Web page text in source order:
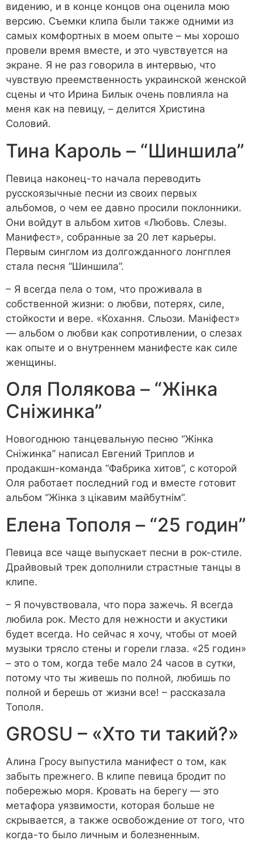
видению, и в конце концов она оценила мою
версию. Съемки клипа были также одними из
самых комфортных в моем опыте – мы хорошо
провели время вместе, и это чувствуется на
экране. Я не раз говорила в интервью, что
чувствую преемственность украинской женской
сцены и что Ирина Билык очень повлияла на
меня как на певицу, – делится Христина
Cоловий.
Тина Кароль – “Шиншила”
Певица наконец-то начала переводить
русскоязычные песни из своих первых
альбомов, о чем ее давно просили поклонники.
Они войдут в альбом хитов «Любовь. Слезы.
Манифест», собранные за 20 лет карьеры.
Первым синглом из долгожданного лонгплея
стала песня “Шиншила”.
– Я всегда пела о том, что проживала в
собственной жизни: о любви, потерях, силе,
стойкости и вере. «Кохання. Сльози. Маніфест»
— альбом о любви как сопротивлении, о слезах
как опыте и о внутреннем манифесте как силе
женщины.
Оля Полякова – “Жінка
Сніжинка”
Новогоднюю танцевальную песню “Жінка
Сніжинка” написал Евгений Триплов и
продакшн-команда “Фабрика хитов”, с которой
Оля работает последний год и вместе готовит
альбом “Жінка з цікавим майбутнім”.
Елена Тополя – “25 годин”
Певица все чаще выпускает песни в рок-стиле.
Драйвовый трек дополнили страстные танцы в
клипе.
– Я почувствовала, что пора зажечь. Я всегда
любила рок. Место для нежности и акустики
будет всегда. Но сейчас я хочу, чтобы от моей
музыки трясло стены и горели глаза. «25 годин»
– это о том, когда тебе мало 24 часов в сутки,
потому что ты живешь по полной, любишь по
полной и берешь от жизни все! – рассказала
Тополя.
GROSU – «Хто ти такий?»
Алина Гросу выпустила манифест о том, как
забыть прежнего. В клипе певица бродит по
побережью моря. Кровать на берегу — это
метафора уязвимости, которая больше не
скрывается, а также освобождение от того, что
когда-то было личным и болезненным.